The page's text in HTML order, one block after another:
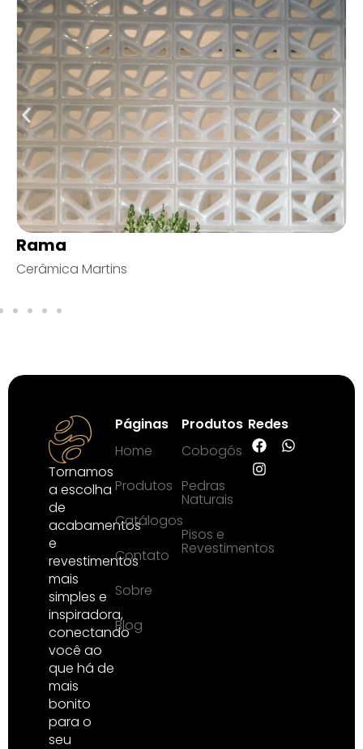
Pedra Mavro Bruta
Vivarte
Tornamos
a escolha
de
acabamentos
e
revestimentos
mais
simples e
inspiradora,
conectando
você ao
que há de
mais
bonito
para o
seu
Páginas
Home
Produtos
Catálogos
Contato
Sobre
Blog
Produtos
Cobogós
Pedras
Naturais
Pisos e
Revestimentos
Redes